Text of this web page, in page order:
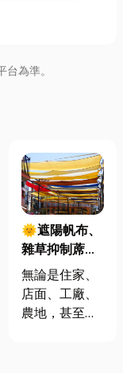
為準。
🌞遮陽帆布、
雜草抑制蓆怎
麼選？一次了
解帆布的多元
用途，打造舒
無論是住家、
店面、工廠、
農地，甚至是